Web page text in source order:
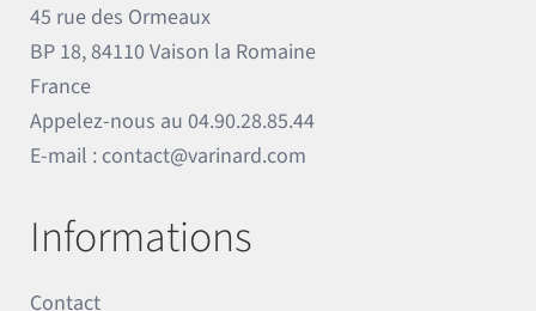
45 rue des Ormeaux
BP 18, 84110 Vaison la Romaine
France
Appelez-nous au04.90.28.85.44
E-mail : contact@varinard.com
Informations
Contact